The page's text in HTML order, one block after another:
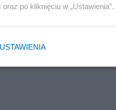
oraz po kliknięciu w „Ustawienia”.
USTAWIENIA